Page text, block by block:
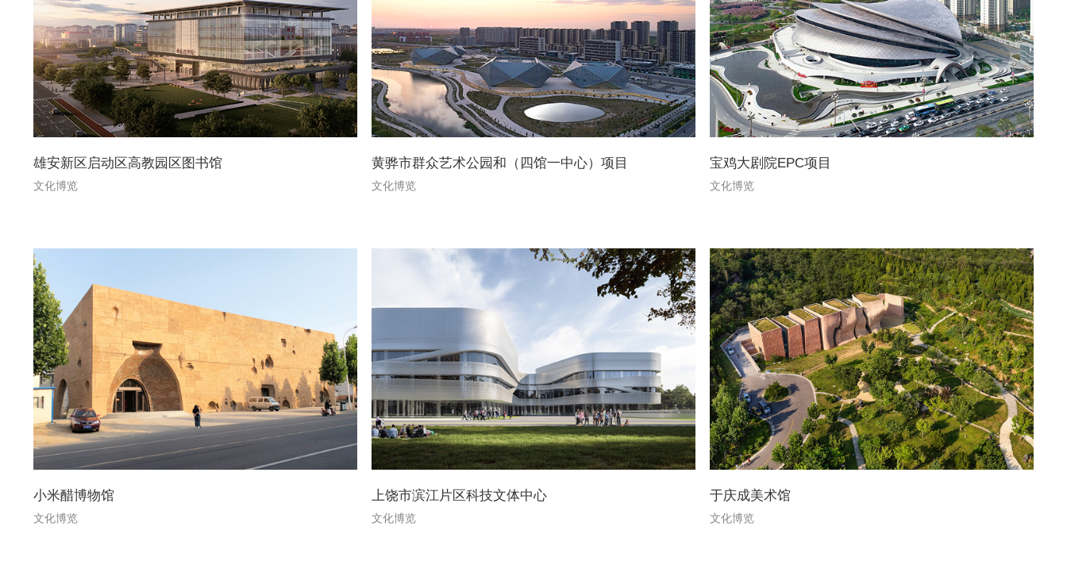
雄安新区​启动区高教园区图书馆
文化博览
黄骅市群众艺术公园和（四馆一中心）项目
文化博览
宝鸡大剧院EPC项目
文化博览
小米醋博物馆
文化博览
上饶市滨江片区科技文体中心
文化博览
于庆成美术馆
文化博览